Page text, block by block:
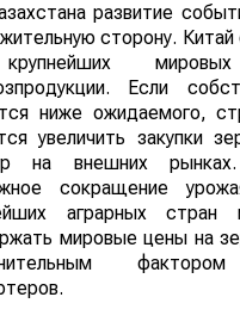
развитие
сторону.
мировых
Если
ниже ожидаемого,
увеличить закупки
на внешних
сокращение
аграрных стран
мировые цены на